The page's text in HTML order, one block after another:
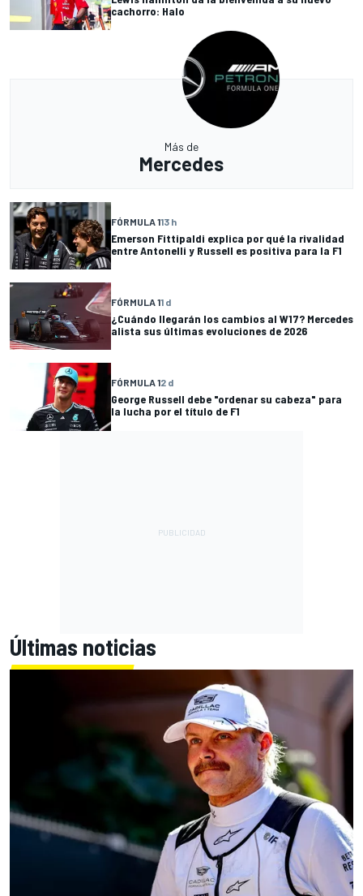
cachorro: Halo
Más de
Mercedes
FÓRMULA 113 h
Emerson Fittipaldi explica por qué la rivalidad
entre Antonelli y Russell es positiva para la F1
FÓRMULA 11 d
¿Cuándo llegarán los cambios al W17? Mercedes
alista sus últimas evoluciones de 2026
FÓRMULA 12 d
George Russell debe "ordenar su cabeza" para
la lucha por el título de F1
Últimas noticias